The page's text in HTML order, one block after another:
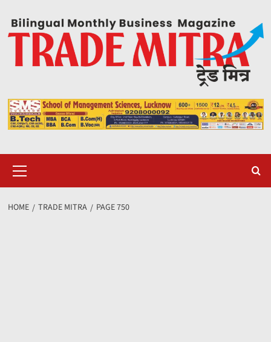
content
Menu
HOME TRADE MITRA PAGE 750